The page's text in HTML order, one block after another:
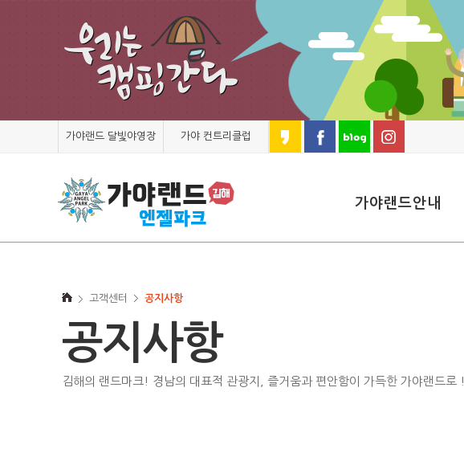
가야랜드 달빛야영장 가야 컨트리클럽
가야랜드안내
고객센터 공지사항
공지사항
김해의 랜드마크! 경남의 대표적 관광지, 즐거움과 편안함이 가득한 가야랜드로 !